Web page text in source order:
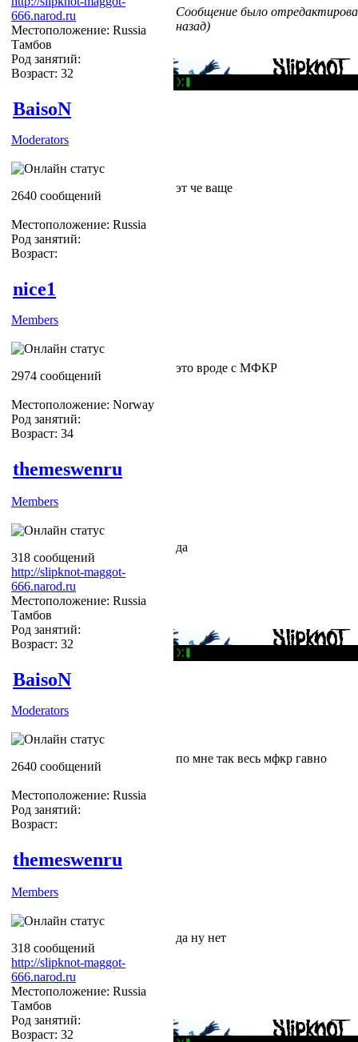
666.narod.ru
Местоположение: Russia
Тамбов
Род занятий:
Возраст: 32
Сообщение было
назад)
BaisoN
Moderators
2640 сообщений
Местоположение: Russia
Род занятий:
Возраст:
эт че ваще
nice1
Members
2974 сообщений
Местоположение: Norway
Род занятий:
Возраст: 34
это вроде с МФКР
themeswenru
Members
318 сообщений
http://slipknot-maggot-
666.narod.ru
Местоположение: Russia
Тамбов
Род занятий:
Возраст: 32
да
BaisoN
Moderators
2640 сообщений
Местоположение: Russia
Род занятий:
Возраст:
по мне так весь мфкр гавно
themeswenru
Members
318 сообщений
http://slipknot-maggot-
666.narod.ru
Местоположение: Russia
Тамбов
Род занятий:
Возраст: 32
да ну нет